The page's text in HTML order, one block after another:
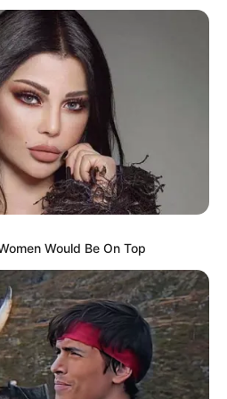
5 – 11 – 12 – 13 – 4 – 3
15 – 14 – 5 – 7 – 13
– 15 – 9 – 6 – 7 – 5
– 12 – 5 – 13 – 15 – 7
3 – 7 – 15 – 5 – 4 – 8
Would Be On Top